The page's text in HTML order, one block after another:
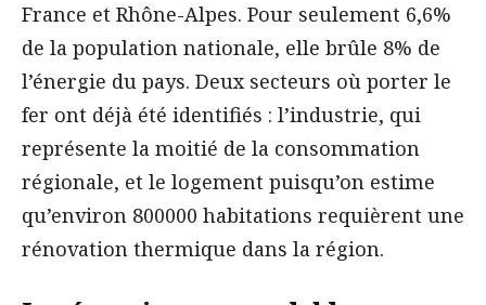
France et Rhône-Alpes. Pour seulement 6,6%
de la population nationale, elle brûle 8% de
l’énergie du pays. Deux secteurs où porter le
fer ont déjà été identifiés : l’industrie, qui
représente la moitié de la consommation
régionale, et le logement puisqu’on estime
qu’environ 800000 habitations requièrent une
rénovation thermique dans la région.